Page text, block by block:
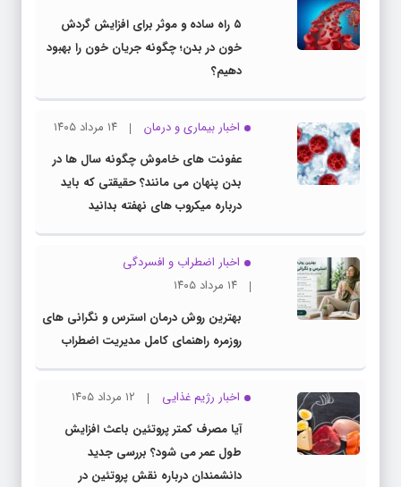
۵ راه ساده و موثر برای افزایش گردش
خون در بدن؛ چگونه جریان خون را بهبود
دهیم؟
اخبار بیماری و درمان
۱۴ مرداد ۱۴۰۵
عفونت های خاموش چگونه سال ها در
بدن پنهان می مانند؟ حقیقتی که باید
درباره میکروب های نهفته بدانید
اخبار اضطراب و افسردگی
۱۴ مرداد ۱۴۰۵
بهترین روش درمان استرس و نگرانی های
روزمره راهنمای کامل مدیریت اضطراب
اخبار رژیم غذایی
۱۲ مرداد ۱۴۰۵
آیا مصرف کمتر پروتئین باعث افزایش
طول عمر می شود؟ بررسی جدید
دانشمندان درباره نقش پروتئین در